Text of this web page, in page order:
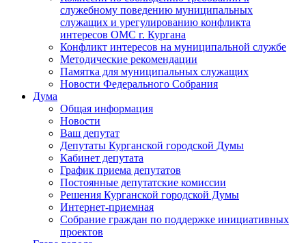
служебному поведению муниципальных
служащих и урегулированию конфликта
интересов ОМС г. Кургана
Конфликт интересов на муниципальной службе
Методические рекомендации
Памятка для муниципальных служащих
Новости Федерального Cобрания
Дума
Общая информация
Новости
Ваш депутат
Депутаты Курганской городской Думы
Кабинет депутата
График приема депутатов
Постоянные депутатские комиссии
Решения Курганской городской Думы
Интернет-приемная
Собрание граждан по поддержке инициативных
проектов